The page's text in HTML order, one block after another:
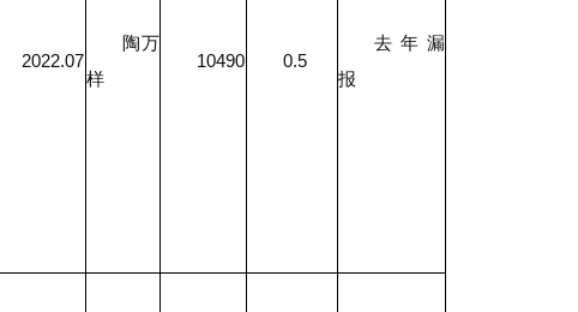
2022.07
陶万
样
10490 0.5
去年漏
报